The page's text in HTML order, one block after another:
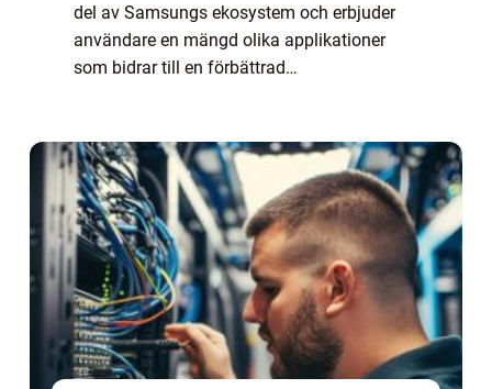
del av Samsungs ekosystem och erbjuder
användare en mängd olika applikationer
som bidrar till en förbättrad
presentera olika ...